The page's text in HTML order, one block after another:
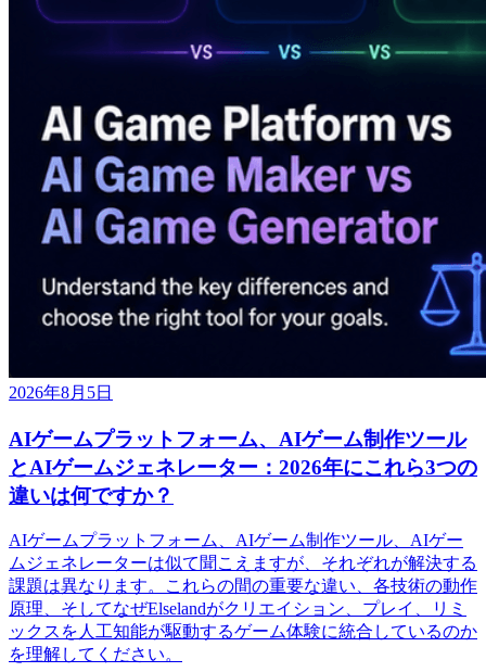
2026年8月5日
AIゲームプラットフォーム、AIゲーム制作ツール
とAIゲームジェネレーター：2026年にこれら3つの
違いは何ですか？
AIゲームプラットフォーム、AIゲーム制作ツール、AIゲー
ムジェネレーターは似て聞こえますが、それぞれが解決する
課題は異なります。これらの間の重要な違い、各技術の動作
原理、そしてなぜElselandがクリエイション、プレイ、リミ
ックスを人工知能が駆動するゲーム体験に統合しているのか
を理解してください。